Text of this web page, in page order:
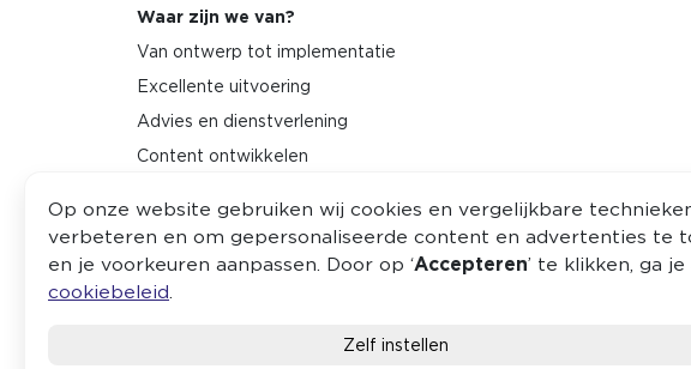
Waar zijn we van?
Van ontwerp tot implementatie
Excellente uitvoering
Advies en dienstverlening
Content ontwikkelen
Op onze website gebruiken wij cookies en vergelijkbare
verbeteren en om gepersonaliseerde content en advertenties te
en je voorkeuren aanpassen. Door op ‘Accepteren’ te klikken, ga
cookiebeleid.